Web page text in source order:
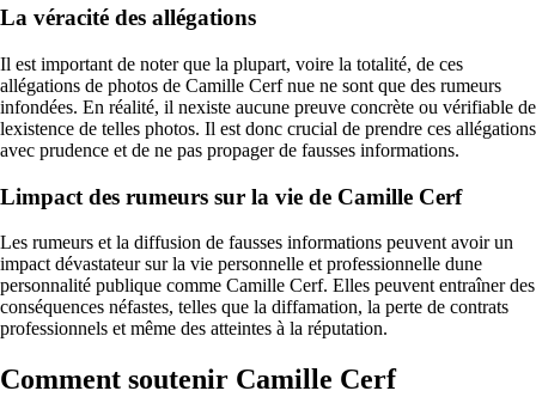
La véracité des allégations
Il est important de noter que la plupart, voire la totalité, de ces
allégations de photos de Camille Cerf nue ne sont que des rumeurs
infondées. En réalité, il nexiste aucune preuve concrète ou vérifiable de
lexistence de telles photos. Il est donc crucial de prendre ces allégations
avec prudence et de ne pas propager de fausses informations.
Limpact des rumeurs sur la vie de Camille Cerf
Les rumeurs et la diffusion de fausses informations peuvent avoir un
impact dévastateur sur la vie personnelle et professionnelle dune
personnalité publique comme Camille Cerf. Elles peuvent entraîner des
conséquences néfastes, telles que la diffamation, la perte de contrats
professionnels et même des atteintes à la réputation.
Comment soutenir Camille Cerf